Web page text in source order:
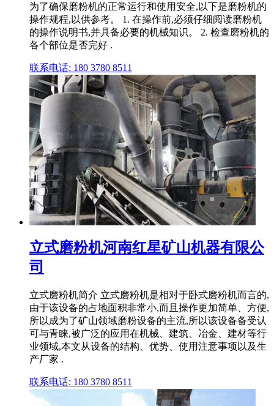
为了确保磨粉机的正常运行和使用安全,以下是磨粉机的
操作规程,以供参考。 1. 在操作前,必须仔细阅读磨粉机
的操作说明书,并具备必要的机械知识。 2. 检查磨粉机的
各个部位是否完好 .
联系电话: 180 3780 8511
立式磨粉机河南红星矿山机器有限公
司
立式磨粉机简介 立式磨粉机是相对于卧式磨粉机而言的,
由于该设备的占地面积非常小,而且操作更加简单、方便,
所以成为了矿山领域磨粉设备的主流,所以该设备备受认
可与青睐,被广泛的应用在机械、建筑、冶金、建材等行
业领域,本文从设备的结构、优势、使用注意事项以及生
产厂家 .
联系电话: 180 3780 8511